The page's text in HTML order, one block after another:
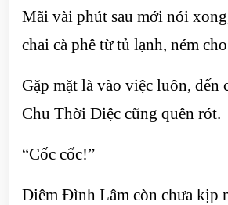
Mãi vài phút sau mới nói
chai cà phê từ tủ lạnh, ném
Gặp mặt là vào việc luôn, đến
Chu Thời Diệc cũng quên rót.
“Cốc cốc!”
Diêm Đình Lâm còn chưa kịp